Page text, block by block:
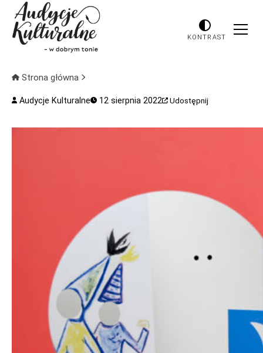
KONTRAST
Strona główna
Audycje Kulturalne 12 sierpnia 2022 Udostępnij